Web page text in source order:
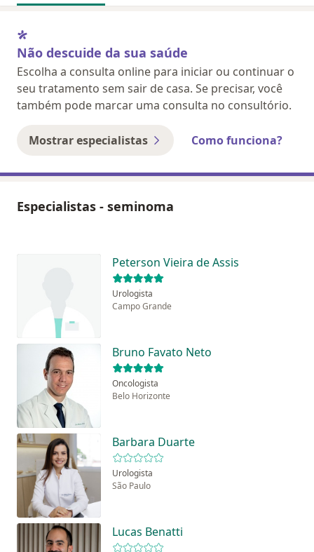
Não descuide da sua saúde
Escolha a consulta online para iniciar ou continuar o
seu tratamento sem sair de casa. Se precisar, você
também pode marcar uma consulta no consultório.
Mostrar especialistas Como funciona?
Especialistas - seminoma
Peterson Vieira de Assis
Urologista
Campo Grande
Bruno Favato Neto
Oncologista
Belo Horizonte
Barbara Duarte
Urologista
São Paulo
Lucas Benatti